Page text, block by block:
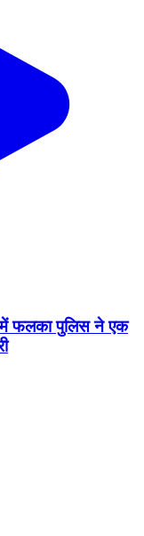
फलका पुलिस ने एक